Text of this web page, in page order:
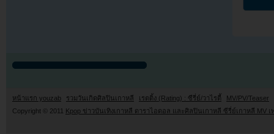
หน้าแรก youzab รวมวันเกิดศิลปินเกาหลี เรตติ้ง (Rating) : ซีรี่ย์/วาไรตี้
MV/PV/Teaser
Copyright © 2011 Kpop ข่าวบันเทิงเกาหลี ดาราไอดอล และศิลปินเกาหลี ซีรี่ย์เกาหลี MV